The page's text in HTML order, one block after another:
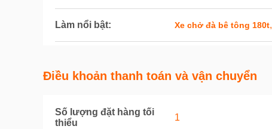
Làm nổi bật: Xe chở đà bê tông 180t,
Điều khoản thanh toán và vận chuyển
Số lượng đặt hàng tối
thiểu
1